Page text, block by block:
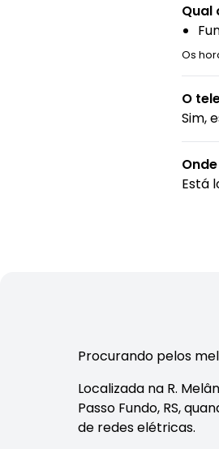
Qual
Os
O
Sim,
Está
Procurando pelos
Localizada na R.
Passo Fundo, RS,
de redes elétricas.